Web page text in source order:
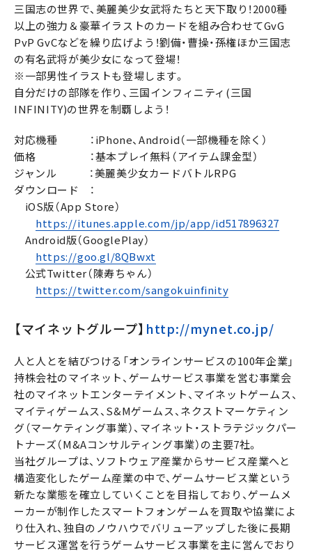
三国志の世界で、美麗美少女武将たちと天下取り！2000種
以上の強力＆豪華イラストのカードを組み合わせてGvG
PvP GvCなどを繰り広げよう！劉備・曹操・孫権ほか三国志
の有名武将が美少女になって登場！
※一部男性イラストも登場します。
自分だけの部隊を作り、三国インフィニティ(三国
INFINITY)の世界を制覇しよう！
対応機種 ：iPhone、Android（一部機種を除く）
価格 ：基本プレイ無料（アイテム課金型）
ジャンル ：美麗美少女カードバトルRPG
ダウンロード ：
iOS版（App Store）
https://itunes.apple.com/jp/app/id517896327
Android版（GooglePlay）
https://goo.gl/8QBwxt
公式Twitter（陳寿ちゃん）
https://twitter.com/sangokuinfinity
【マイネットグループ】 http://mynet.co.jp/
人と人とを結びつける「オンラインサービスの100年企業」
持株会社のマイネット、ゲームサービス事業を営む事業会
社のマイネットエンターテイメント、マイネットゲームス、
マイティゲームス、S&Mゲームス、ネクストマーケティン
グ（マーケティング事業）、マイネット・ストラテジックパー
トナーズ（M&Aコンサルティング事業）の主要7社。
当社グループは、ソフトウェア産業からサービス産業へと
構造変化したゲーム産業の中で、ゲームサービス業という
新たな業態を確立していくことを目指しており、ゲームメ
ーカーが制作したスマートフォンゲームを買取や協業によ
り仕入れ、独自のノウハウでバリューアップした後に長期
サービス運営を行うゲームサービス事業を主に営んでおり